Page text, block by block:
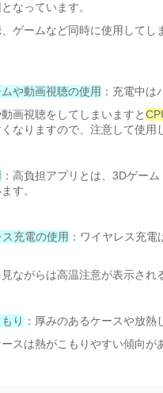
なっています。
ゲームなど同時に使用して
や動画視聴の使用 ：充電中は
画視聴をしてしまいますと
なりますので、注意して使用
：高負担アプリとは、3Dゲー
す。
充電の使用 ：ワイヤレス充
ながらは高温注意が表示され
り ：厚みのあるケースや放熱
スは熱がこもりやすい傾向が